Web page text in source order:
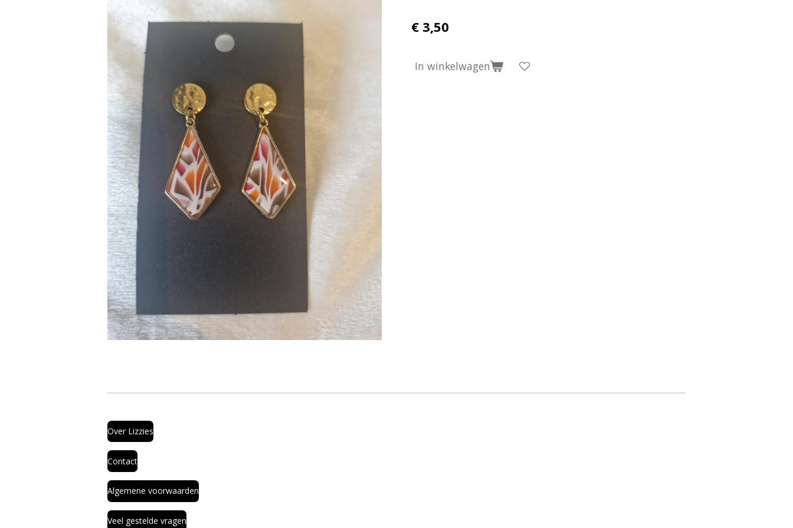
€ 3,50
In winkelwagen
Over Lizzies
Contact
Algemene voorwaarden
Veel gestelde vragen